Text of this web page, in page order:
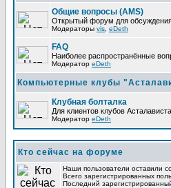
Общие вопросы (AMS)
Открытый форум для
Модераторы vis eDeth
FAQ
Наиболее распространённые
Модератор eDeth
Компьютерные клубы
Клубная болталка
Для клиентов клубов
Модератор eDeth
Кто сейчас на форуме
Наши пользователи оставили
Всего зарегистрированных
Последний